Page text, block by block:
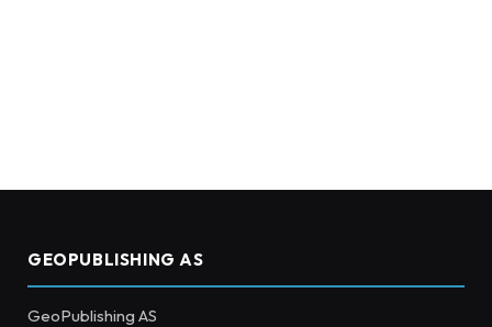
GEOPUBLISHING AS
GeoPublishing AS